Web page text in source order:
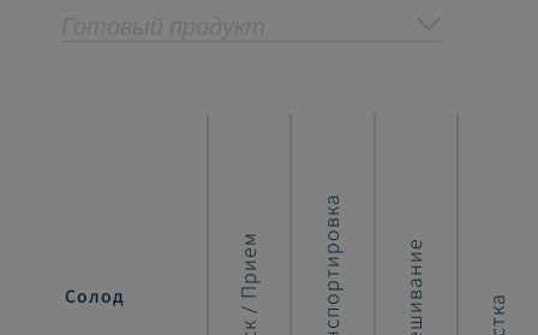
Солод Впуск / Прием ТранспортировкаПиво